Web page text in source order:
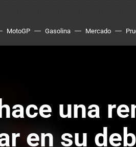
MotoGP Gasolina Mercado
una
en su